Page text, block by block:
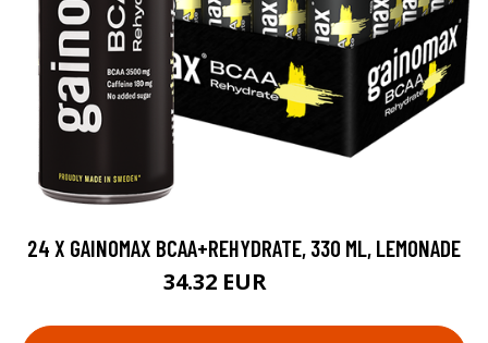
24 X GAINOMAX BCAA+REHYDRATE, 330 ML, LEMONADE
34.32 EUR